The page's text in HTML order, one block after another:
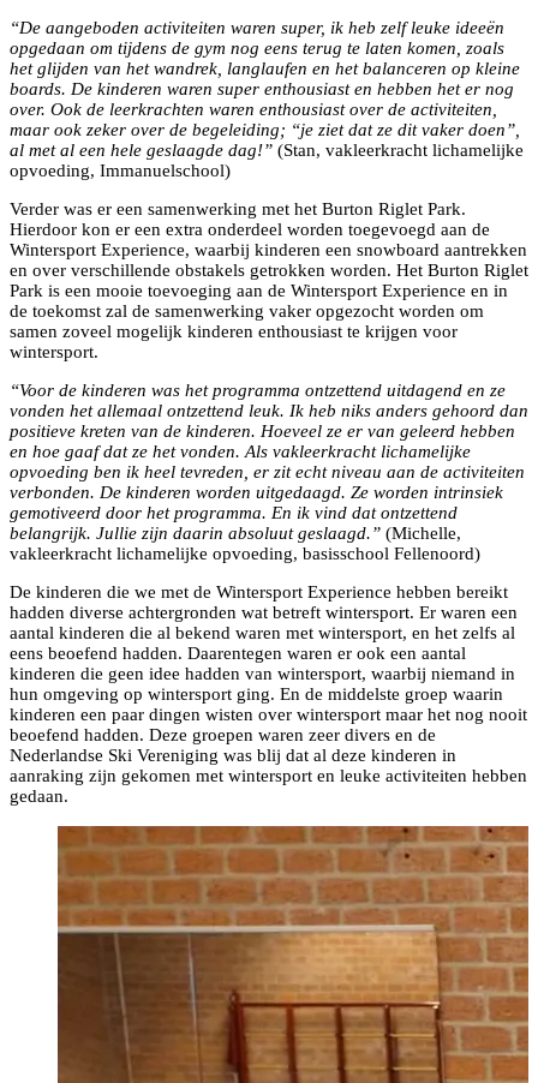
“De aangeboden activiteiten waren super, ik heb zelf leuke ideeën
opgedaan om tijdens de gym nog eens terug te laten komen, zoals
het glijden van het wandrek, langlaufen en het balanceren op kleine
boards. De kinderen waren super enthousiast en hebben het er nog
over. Ook de leerkrachten waren enthousiast over de activiteiten,
maar ook zeker over de begeleiding; “je ziet dat ze dit vaker doen”,
al met al een hele geslaagde dag!” (Stan, vakleerkracht lichamelijke
opvoeding, Immanuelschool)
Verder was er een samenwerking met het Burton Riglet Park.
Hierdoor kon er een extra onderdeel worden toegevoegd aan de
Wintersport Experience, waarbij kinderen een snowboard aantrekken
en over verschillende obstakels getrokken worden. Het Burton Riglet
Park is een mooie toevoeging aan de Wintersport Experience en in
de toekomst zal de samenwerking vaker opgezocht worden om
samen zoveel mogelijk kinderen enthousiast te krijgen voor
wintersport.
“Voor de kinderen was het programma ontzettend uitdagend en ze
vonden het allemaal ontzettend leuk. Ik heb niks anders gehoord dan
positieve kreten van de kinderen. Hoeveel ze er van geleerd hebben
en hoe gaaf dat ze het vonden. Als vakleerkracht lichamelijke
opvoeding ben ik heel tevreden, er zit echt niveau aan de activiteiten
verbonden. De kinderen worden uitgedaagd. Ze worden intrinsiek
gemotiveerd door het programma. En ik vind dat ontzettend
belangrijk. Jullie zijn daarin absoluut geslaagd.” (Michelle,
vakleerkracht lichamelijke opvoeding, basisschool Fellenoord)
De kinderen die we met de Wintersport Experience hebben bereikt
hadden diverse achtergronden wat betreft wintersport. Er waren een
aantal kinderen die al bekend waren met wintersport, en het zelfs al
eens beoefend hadden. Daarentegen waren er ook een aantal
kinderen die geen idee hadden van wintersport, waarbij niemand in
hun omgeving op wintersport ging. En de middelste groep waarin
kinderen een paar dingen wisten over wintersport maar het nog nooit
beoefend hadden. Deze groepen waren zeer divers en de
Nederlandse Ski Vereniging was blij dat al deze kinderen in
aanraking zijn gekomen met wintersport en leuke activiteiten hebben
gedaan.